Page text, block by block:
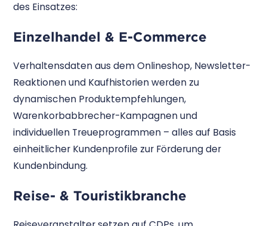
des Einsatzes:
Einzelhandel & E-Commerce
Verhaltensdaten aus dem Onlineshop, Newsletter-
Reaktionen und Kaufhistorien werden zu
dynamischen Produktempfehlungen,
Warenkorbabbrecher-Kampagnen und
individuellen Treueprogrammen – alles auf Basis
einheitlicher Kundenprofile zur Förderung der
Kundenbindung.
Reise- & Touristikbranche